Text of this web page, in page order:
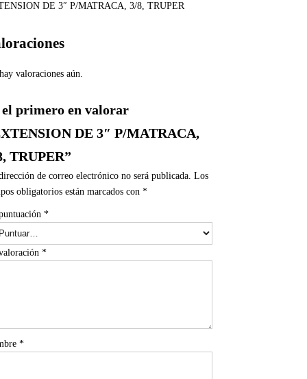
DE 3″ P/MATRACA, 3/8, TRUPER
valoraciones aún.
el primero en valorar
DE 3″ P/MATRACA,
TRUPER”
de correo electrónico no será publicada. Los
obligatorios están marcados con *
*
*
*